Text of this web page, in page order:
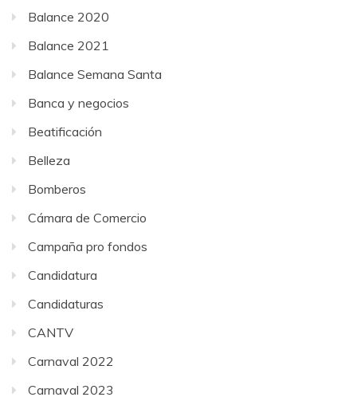
Balance 2020
Balance 2021
Balance Semana Santa
Banca y negocios
Beatificación
Belleza
Bomberos
Cámara de Comercio
Campaña pro fondos
Candidatura
Candidaturas
CANTV
Carnaval 2022
Carnaval 2023